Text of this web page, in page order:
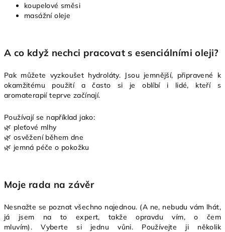
koupelové směsi
masážní oleje
A co když nechci pracovat s esenciálními oleji?
Pak můžete vyzkoušet hydroláty. Jsou jemnější, připravené k
okamžitému použití a často si je oblíbí i lidé, kteří s
aromaterapií teprve začínají.
Používají se například jako:
🌿 pleťové mlhy
🌿 osvěžení během dne
🌿 jemná péče o pokožku
Moje rada na závěr
Nesnažte se poznat všechno najednou. (A ne, nebudu vám lhát,
já jsem na to expert, takže opravdu vím, o čem
mluvím).Vyberte si jednu vůni. Používejte ji několik